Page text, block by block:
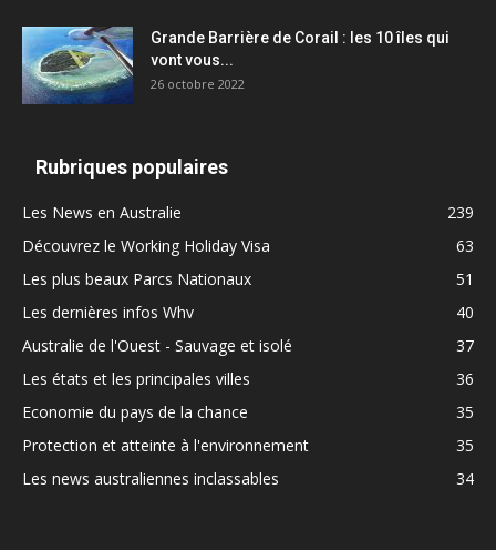
Grande Barrière de Corail : les 10 îles qui
vont vous...
26 octobre 2022
Rubriques populaires
Les News en Australie
239
Découvrez le Working Holiday Visa
63
Les plus beaux Parcs Nationaux
51
Les dernières infos Whv
40
Australie de l'Ouest - Sauvage et isolé
37
Les états et les principales villes
36
Economie du pays de la chance
35
Protection et atteinte à l'environnement
35
Les news australiennes inclassables
34